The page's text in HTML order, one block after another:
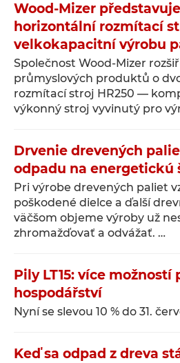
Wood-Mizer
horizontální rozmítací
velkokapacitní výrobu
Společnost Wood-Mizer
průmyslových produktů o
rozmítací stroj HR250 —
výkonný stroj vyvinutý pro
Drvenie drevených
odpadu na energetickú
Pri výrobe drevených paliet
poškodené dielce a ďalší
väčšom objeme výroby už
zhromažďovať a odvážať. …
Pily LT15: více možností
hospodářství
Nyní se slevou 10 % do 31.
Keď sa odpad z dreva